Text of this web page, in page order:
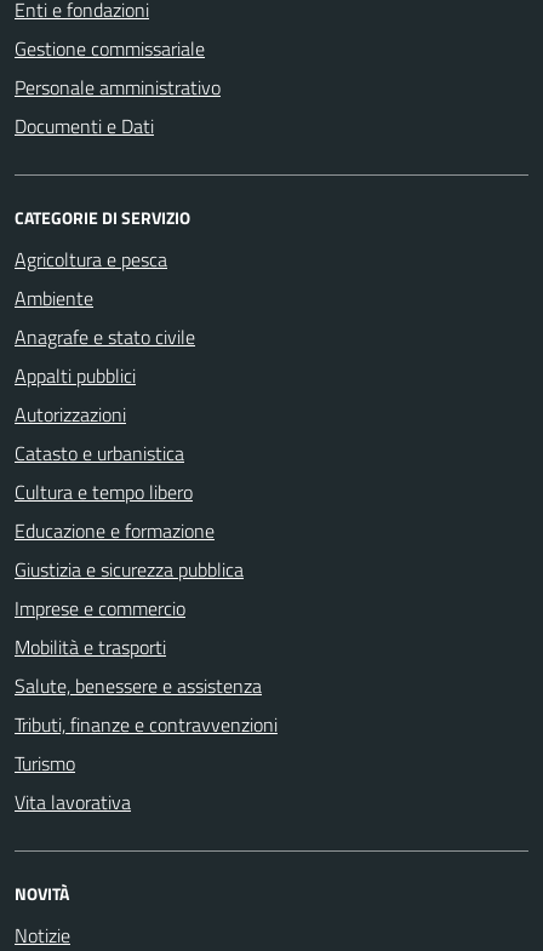
Enti e fondazioni
Gestione commissariale
Personale amministrativo
Documenti e Dati
CATEGORIE DI SERVIZIO
Agricoltura e pesca
Ambiente
Anagrafe e stato civile
Appalti pubblici
Autorizzazioni
Catasto e urbanistica
Cultura e tempo libero
Educazione e formazione
Giustizia e sicurezza pubblica
Imprese e commercio
Mobilità e trasporti
Salute, benessere e assistenza
Tributi, finanze e contravvenzioni
Turismo
Vita lavorativa
NOVITÀ
Notizie